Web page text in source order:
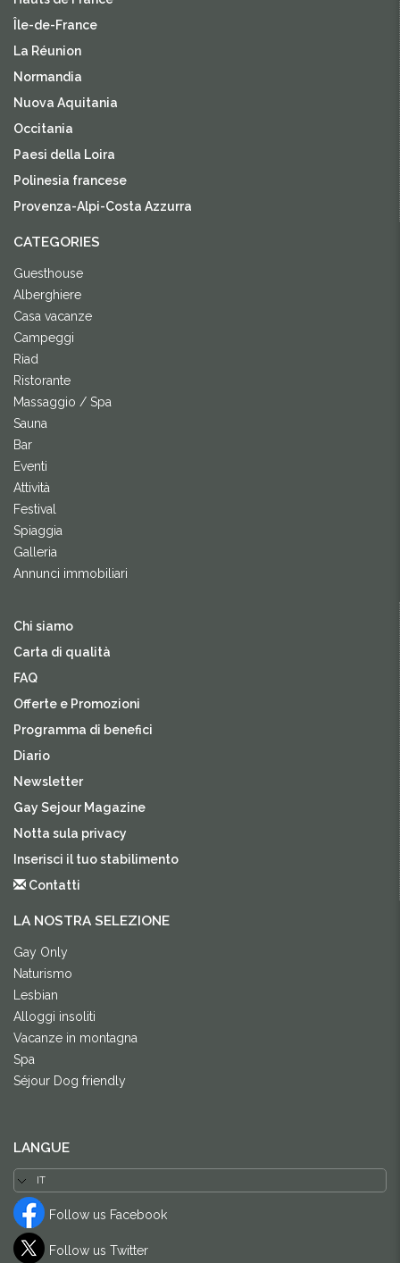
Île-de-France
La Réunion
Normandia
Nuova Aquitania
Occitania
Paesi della Loira
Polinesia francese
Provenza-Alpi-Costa Azzurra
CATEGORIES
Guesthouse
Alberghiere
Casa vacanze
Campeggi
Riad
Ristorante
Massaggio / Spa
Sauna
Bar
Eventi
Attività
Festival
Spiaggia
Galleria
Annunci immobiliari
Chi siamo
Carta di qualità
FAQ
Offerte e Promozioni
Programma di benefici
Diario
Newsletter
Gay Sejour Magazine
Notta sula privacy
Inserisci il tuo stabilimento
Contatti
LA NOSTRA SELEZIONE
Gay Only
Naturismo
Lesbian
Alloggi insoliti
Vacanze in montagna
Spa
Séjour Dog friendly
LANGUE
Follow us Facebook
Follow us Twitter